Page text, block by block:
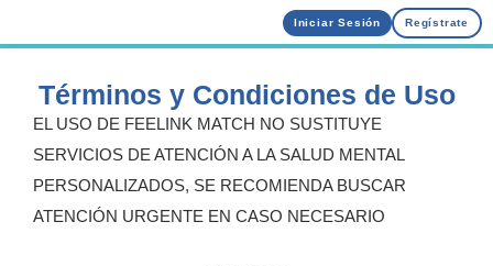
Iniciar Sesión Regístrate
Términos y Condiciones de Uso
EL USO DE FEELINK MATCH NO SUSTITUYE
SERVICIOS DE ATENCIÓN A LA SALUD MENTAL
PERSONALIZADOS, SE RECOMIENDA BUSCAR
ATENCIÓN URGENTE EN CASO NECESARIO